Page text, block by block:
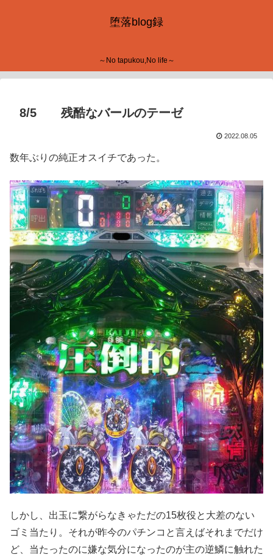
堕落blog録
～No tapukou,No life～
8/5 残酷なバールのテーゼ
2022.08.05
数年ぶりの純正オスイチであった。
しかし、出玉に繋がらなきゃただの15枚役と大差のない
ゴミ当たり。それが昨今のパチンコと言えばそれまでだけ
ど、当たったのに嫌な気分になったのが主の逆鱗に触れた